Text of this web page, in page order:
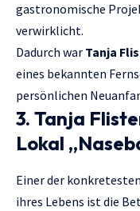
gastronomische
verwirklicht.
Dadurch war Tanja
eines bekannten
persönlichen
3. Tanja
Lokal
Einer der
ihres Lebens ist die